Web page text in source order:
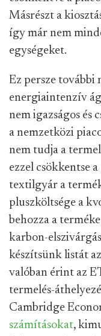
Másrészt a
így már nem
egységeket.
Ez persze további
energiaintenzív
nem igazságos és
a nemzetközi
nem tudja a
ezzel csökkentse
textilgyár a
pluszköltsége a
behozza a
karbon-
készítsünk listát
valóban érint az
termelés-
Cambridge
számításokat,